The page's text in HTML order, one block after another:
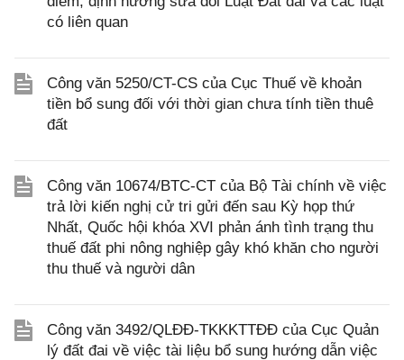
có liên quan
Công văn 5250/CT-CS của Cục Thuế về khoản
tiền bổ sung đối với thời gian chưa tính tiền thuê
đất
Công văn 10674/BTC-CT của Bộ Tài chính về việc
trả lời kiến nghị cử tri gửi đến sau Kỳ họp thứ
Nhất, Quốc hội khóa XVI phản ánh tình trạng thu
thuế đất phi nông nghiệp gây khó khăn cho người
thu thuế và người dân
Công văn 3492/QLĐĐ-TKKKTTĐĐ của Cục Quản
lý đất đai về việc tài liệu bổ sung hướng dẫn việc